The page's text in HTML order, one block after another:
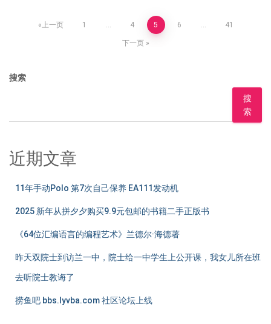
分
上一页 1 … 4 5 6 … 41
下一页
搜索
搜
索
近期文章
11年手动Polo 第7次自己保养 EA111发动机
2025 新年从拼夕夕购买9.9元包邮的书籍二手正版书
《64位汇编语言的编程艺术》兰德尔·海德著
昨天双院士到访兰一中，院士给一中学生上公开课，我女儿所在班
去听院士教诲了
捞鱼吧 bbs.lyvba.com 社区论坛上线